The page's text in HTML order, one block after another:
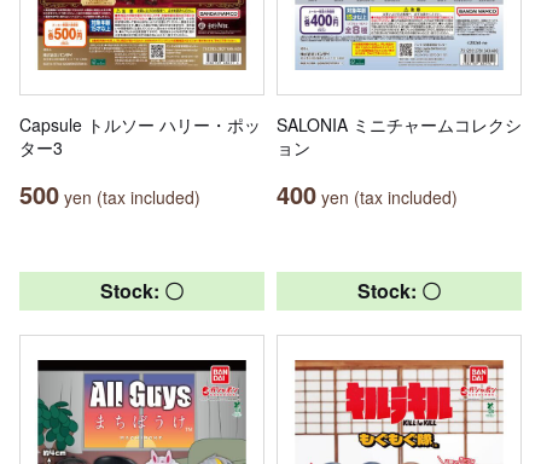
Capsule トルソー ハリー・ポッ
ター3
500 yen (tax included)
SALONIA ミニチャームコレクシ
ョン
400 yen (tax included)
Stock: 〇 Stock: 〇